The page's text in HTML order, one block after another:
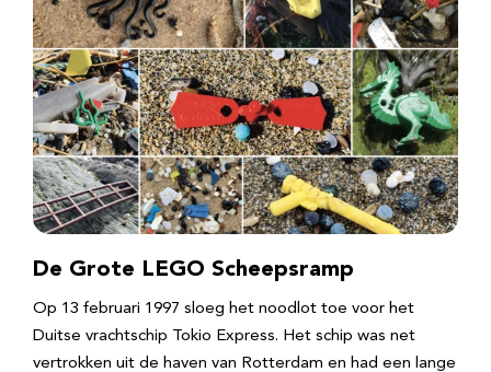
De Grote LEGO Scheepsramp
Op 13 februari 1997 sloeg het noodlot toe voor het
Duitse vrachtschip Tokio Express. Het schip was net
vertrokken uit de haven van Rotterdam en had een lange